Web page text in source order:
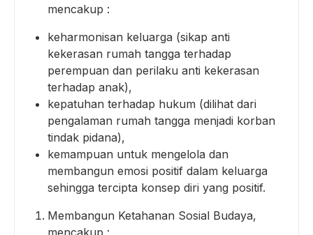
mencakup :
keharmonisan keluarga (sikap anti
kekerasan rumah tangga terhadap
perempuan dan perilaku anti kekerasan
terhadap anak),
kepatuhan terhadap hukum (dilihat dari
pengalaman rumah tangga menjadi korban
tindak pidana),
kemampuan untuk mengelola dan
membangun emosi positif dalam keluarga
sehingga tercipta konsep diri yang positif.
Membangun Ketahanan Sosial Budaya,
mencakup :